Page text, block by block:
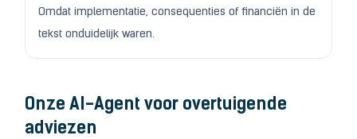
Omdat implementatie, consequenties of financiën in de
tekst onduidelijk waren.
Onze AI-Agent voor overtuigende
adviezen